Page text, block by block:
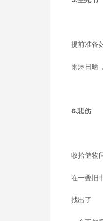
提前准备好
雨淋日晒，
6.悲伤
收拾储物
在一叠旧
找出了